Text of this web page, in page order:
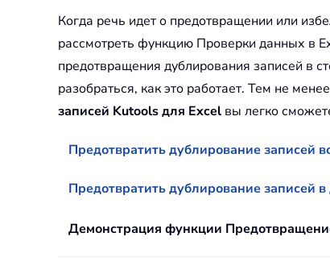
Когда речь идет о предотвращении или
рассмотреть функцию Проверки данных в
предотвращения дублирования записей в
разобраться, как это работает. Тем не
записей Kutools для Excel вы легко
Предотвратить дублирование записей
Предотвратить дублирование записей
Демонстрация функции